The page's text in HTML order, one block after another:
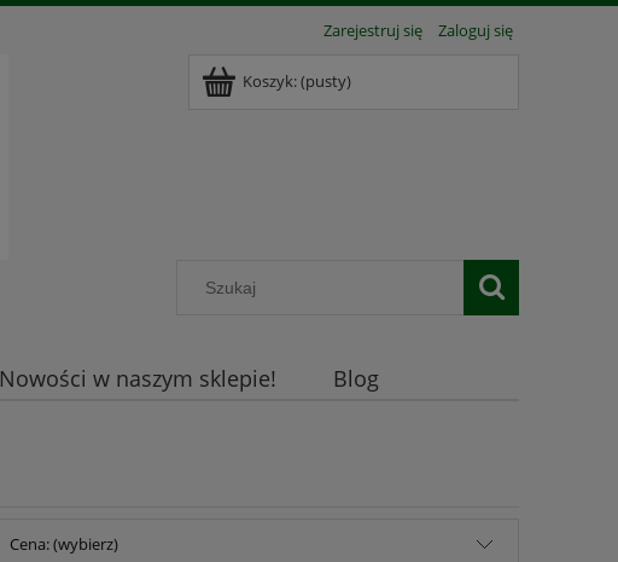
Zarejestruj się Zaloguj się
Koszyk:(pusty)
Nowości w naszym sklepie!
Blog
Cena: (wybierz)